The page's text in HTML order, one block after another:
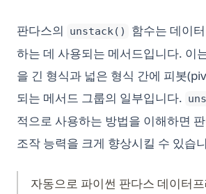
판다스의 unstack()
함수는 데이
하는 데 사용되는 메서드입니다. 이
을 긴 형식과 넓은 형식 간에 피봇
되는 메서드 그룹의 일부입니다.
적으로 사용하는 방법을 이해하면
조작 능력을 크게 향상시킬 수 있습
자동으로 파이썬 판다스 데이터